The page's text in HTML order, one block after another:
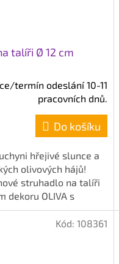
talíři Ø 12 cm
termín odeslání 10-11
pracovních dnů.
Do košíku
hřejivé slunce a
olivových hájů!
struhadlo na talíři
dekoru OLIVA s
Kód: 108361